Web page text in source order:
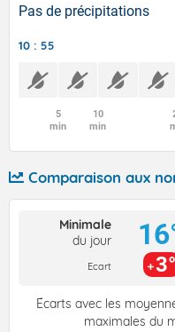
Pas de précipitations
10 : 55
5
min
10
min
Comparaison aux
Minimale
du jour
Ecart 3°
Écarts avec les
maximales du